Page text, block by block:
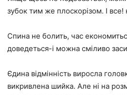
зубок тим же плоскорізом. І все!
Спина не болить, час
доведеться-і можна сміливо
Єдина відмінність виросла
викривлена шийка. Але ні на